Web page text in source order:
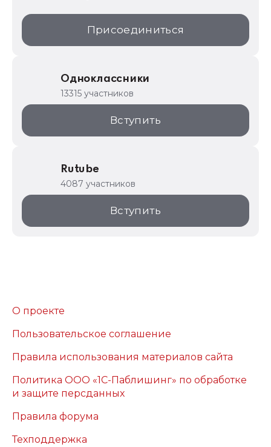
Присоединиться
Одноклассники
13315 участников
Вступить
Rutube
4087 участников
Вступить
О проекте
Пользовательское соглашение
Правила использования материалов сайта
Политика ООО «1С-Паблишинг» по обработке
и защите персданных
Правила форума
Техподдержка